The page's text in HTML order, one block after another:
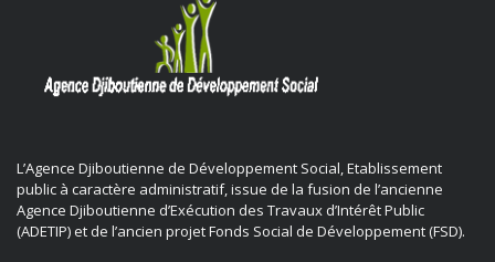
L’Agence Djiboutienne de Développement Social, Etablissement
public à caractère administratif, issue de la fusion de l’ancienne
Agence Djiboutienne d’Exécution des Travaux d’Intérêt Public
(ADETIP) et de l’ancien projet Fonds Social de Développement (FSD).